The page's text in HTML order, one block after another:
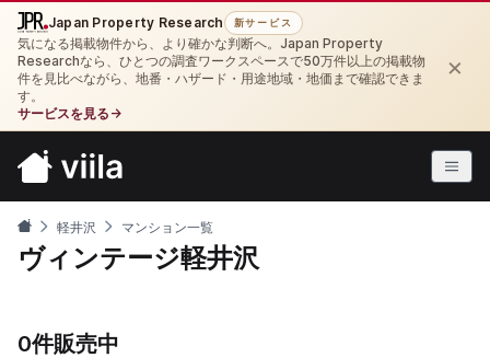
Japan Property Research 新サービス
気になる掲載物件から、より確かな判断へ。Japan Property
Researchなら、ひとつの調査ワークスペースで50万件以上の掲載物
件を見比べながら、地番・ハザード・用途地域・地価まで確認できま
す。
サービスを見る →
×
軽井沢 マンション一覧
ヴィンテージ軽井沢
0件販売中